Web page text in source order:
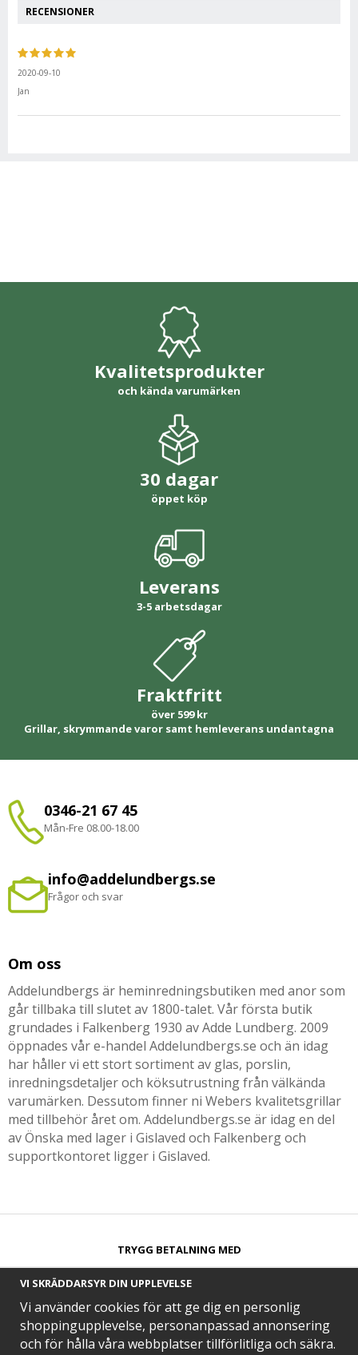
RECENSIONER
2020-09-10
Jan
Kvalitetsprodukter
och kända varumärken
30 dagar
öppet köp
Leverans
3-5 arbetsdagar
Fraktfritt
över 599 kr
Grillar, skrymmande varor samt hemleverans undantagna
0346-21 67 45
Mån-Fre 08.00-18.00
info@addelundbergs.se
Frågor och svar
Om oss
Addelundbergs är heminredningsbutiken med anor som
går tillbaka till slutet av 1800-talet. Vår första butik
grundades i Falkenberg 1930 av Adde Lundberg. 2009
öppnades vår e-handel Addelundbergs.se och än idag
har håller vi ett stort sortiment av glas, porslin,
inredningsdetaljer och köksutrustning från välkända
varumärken. Dessutom finner ni Webers kvalitetsgrillar
med tillbehör året om. Addelundbergs.se är idag en del
av Önska med lager i Gislaved och Falkenberg och
supportkontoret ligger i Gislaved.
TRYGG BETALNING MED​
SNABB LEVERANS MED
VI SKRÄDDARSYR DIN UPPLEVELSE
Vi använder cookies för att ge dig en personlig
shoppingupplevelse, personanpassad annonsering
och för hålla våra webbplatser tillförlitliga och säkra.